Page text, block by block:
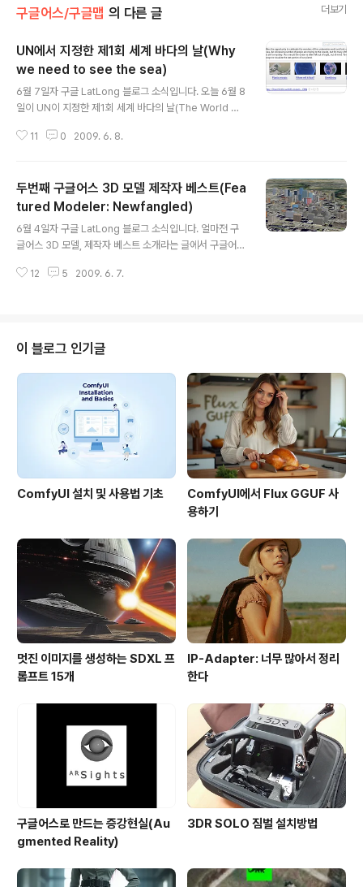
구글어스/구글맵 의 다른 글 더보기
UN에서 지정한 제1회 세계 바다의 날(Why
we need to see the sea)
6월 7일자 구글 LatLong 블로그 소식입니다. 오늘 6월 8
일이 UN이 지정한 제1회 세계 바다의 날(The World Oc
지 지도를 소개하는 내용입니다. 아래에 소개되어 있는 여
모습입니다. 아이콘으로 보이는 그림들을 클릭하면 각각
해당 주제의 글을 보실 수 있습니다. 아래는 맨 첫번째, 알
바트로스(Albatross)라는 링크를 따라 들어간 모습입니
다. 알바트로스는 군함조라는 새인데, 아래 그림에서 필통
처럼 생긴 통에 들어 있는 것은 어떤 군함조 한마리의 위장
에서 발견된 물건이라고 합니다. 몬터레이 아쿠아리움 사
11 0 2009. 6. 8.
두번째 구글어스 3D 모델 제작자 베스트(Fea
tured Modeler: Newfangled)
6월 4일자 구글 LatLong 블로그 소식입니다. 얼마전 구
글어스 3D 모델, 제작자 베스트 소개라는 글에서 구글어스
이번은 그 두번째입니다. 이번 글에서 소개하는 분은 New
합니다. 아래는 구글어스에서 에드몬튼 시의 모습을 확인
해 본 것입니다. 상당히 많은 건물들이 3차원으로 구성되
어 있네요. 이 분에 대한 자세한 내용은 아래 원문을 읽어보
시면 됩니다. 첫번째 구글어스 3D 모델 제작자 베스트로
소개된 앤드류(별명 "intotheWest")로부터 도움을 많이
12 5 2009. 6. 7.
이 블로그 인기글
ComfyUI 설치 및 사용법 기초
ComfyUI에서 Flux GGUF 사
용하기
멋진 이미지를 생성하는 SDXL 프
롬프트 15개
IP-Adapter: 너무 많아서 정리
한다
구글어스로 만드는 증강현실(Au
gmented Reality)
3DR SOLO 짐벌 설치방법